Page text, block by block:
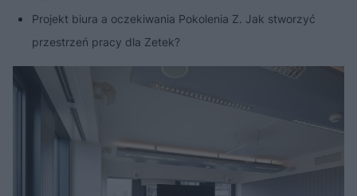
Projekt biura a oczekiwania Pokolenia Z. Jak stworzyć
przestrzeń pracy dla Zetek?